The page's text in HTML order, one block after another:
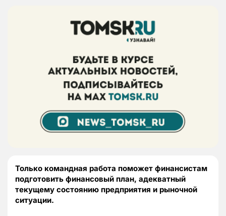
Только командная работа поможет финансистам
подготовить финансовый план, адекватный
текущему состоянию предприятия и рыночной
ситуации.